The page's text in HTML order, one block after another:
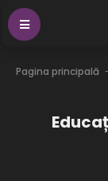
Pagina principală